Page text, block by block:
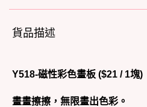
貨品描述
Y518-磁性彩色畫板 ($21 / 1塊)
畫畫擦擦，無限畫出色彩。